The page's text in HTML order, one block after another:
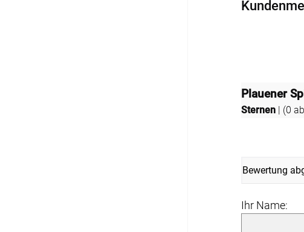
Plauener
Sternen
| (0
Bewertung
Ihr Name: